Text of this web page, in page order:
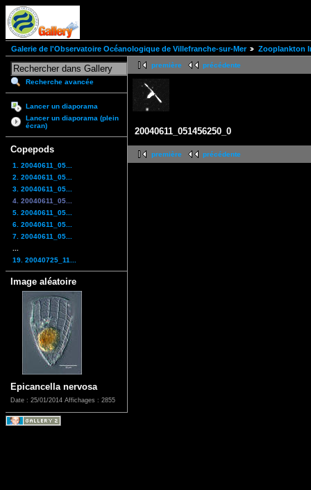
Galerie de l'Observatoire Océanologique de Villefranche-sur-Mer Zooplankton
Recherche avancée
Lancer un diaporama
Lancer un diaporama (plein
écran)
Copepods
1. 20040611_05...
2. 20040611_05...
3. 20040611_05...
4. 20040611_05...
5. 20040611_05...
6. 20040611_05...
7. 20040611_05...
19. 20040725_11...
Image aléatoire
Epicancella nervosa
Date : 25/01/2014 Affichages : 2855
première précédente
20040611_051456250_0
première précédente